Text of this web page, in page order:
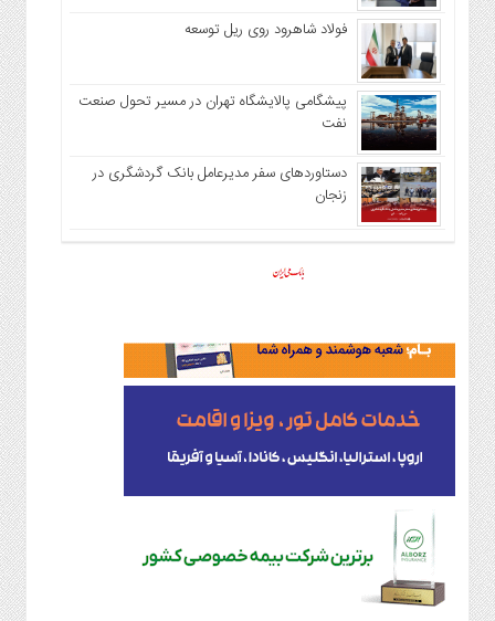
فولاد شاهرود روی ریل توسعه
پیشگامی پالایشگاه تهران در مسیر تحول صنعت
نفت
دستاوردهای سفر مدیرعامل بانک گردشگری در
زنجان